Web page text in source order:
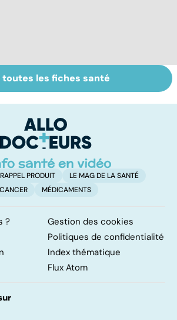
Anémie :
symptômes,
traitements
toutes les fiches santé
RAPPEL PRODUIT
LE MAG DE LA SANTÉ
CANCER
MÉDICAMENTS
?
Gestion des cookies
Politiques de confidentialité
Index thématique
Flux Atom